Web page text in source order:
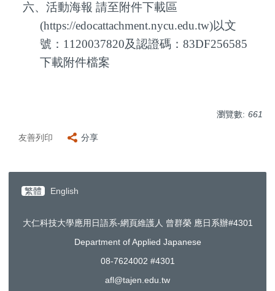
六、活動海報 請至附件下載區
(https://edocattachment.nycu.edu.tw)以文
號：1120037820及認證碼：83DF256585
下載附件檔案
瀏覽數: 661
友善列印 分享
繁體 English
大仁科技大學應用日語系-網頁維護人 曾群榮 應日系辦#4301
Department of Applied Japanese
08-7624002 #4301
afl@tajen.edu.tw